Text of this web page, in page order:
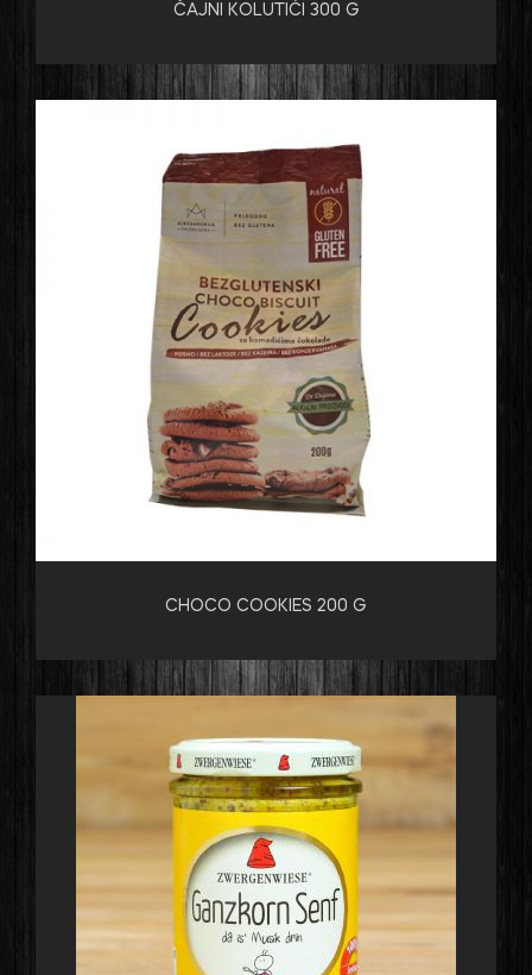
ČAJNI KOLUTIĆI 300 G
CHOCO COOKIES 200 G